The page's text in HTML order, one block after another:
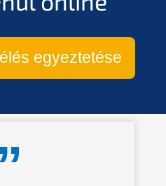
egyeztetése